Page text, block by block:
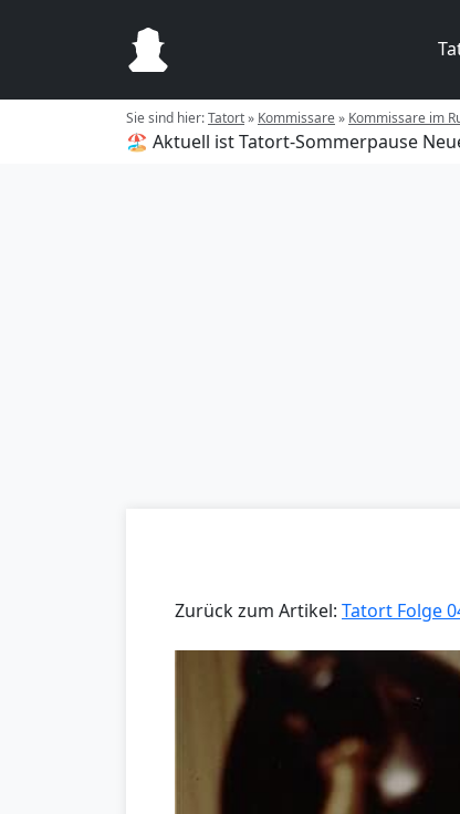
Sie sind hier:Tatort» Kommissare» Kommissare im
🏖️ Aktuell ist Tatort-Sommerpause
Zurück zum Artikel: Tatort Folge